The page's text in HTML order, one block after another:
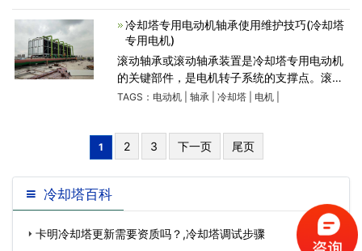
如果没有的话，那就
冷却塔专用电动机轴承使用维护技巧(冷却塔
专用电机)
滚动轴承或滚动轴承装置是冷却塔专用电动机
的关键部件，是电机转子系统的支撑点。滚动
轴承的损坏是造成电机不能正常使用的重要原
TAGS： 电动机| 轴承| 冷却塔| 电机|
1 2 3 下一页 尾页
冷却塔百科
卡明冷却塔更新需要资质吗？,冷却塔调试步骤